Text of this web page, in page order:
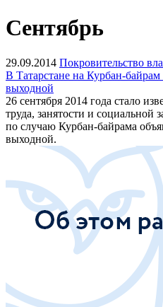
Сентябрь
29.09.2014 Покровительство
В Татарстане на Курбан-
выходной
26 сентября 2014 года стало
труда, занятости и социальной
по случаю Курбан-байрама
выходной.